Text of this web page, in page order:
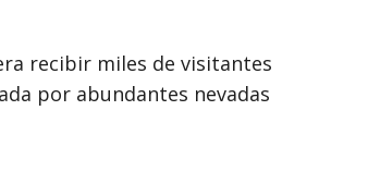
recibir miles de visitantes
por abundantes nevadas